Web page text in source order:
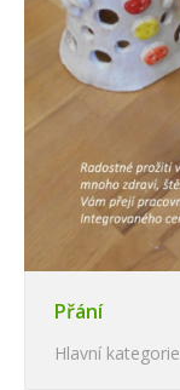
Přání
Hlavní kategorie